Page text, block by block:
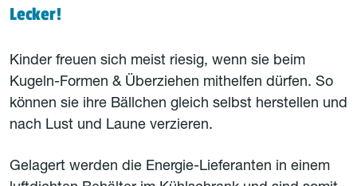
Lecker!
Kinder freuen sich meist riesig, wenn sie beim
Kugeln-Formen & Überziehen mithelfen dürfen. So
können sie ihre Bällchen gleich selbst herstellen und
nach Lust und Laune verzieren.
Gelagert werden die Energie-Lieferanten in einem